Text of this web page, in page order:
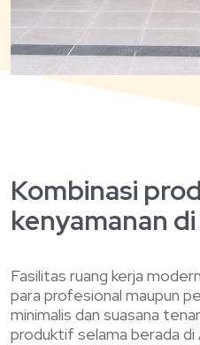
Kombinasi
kenyamanan
Fasilitas ruang kerja
para profesional maupun
minimalis dan suasana
produktif selama berada di